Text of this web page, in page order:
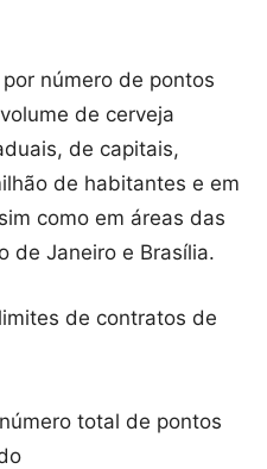
número de pontos
de cerveja
de capitais,
de habitantes e em
como em áreas das
de Janeiro e Brasília.
de contratos de
total de pontos